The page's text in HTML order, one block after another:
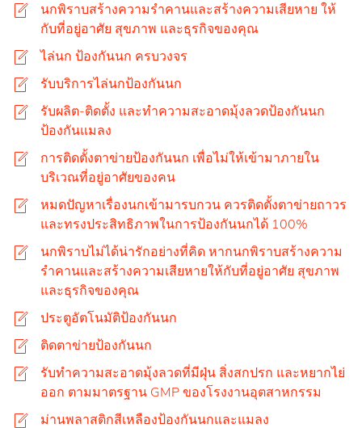
นกพิราบสร้างความรำคานและสร้างความเสียหาย ให้
กับที่อยู่อาศัย สุขภาพ และธุรกิจของคุณ
ไล่นก ป้องกันนก ครบวงจร
รับบริการไล่นกป้องกันนก
รับผลิต-ติดตั้ง และทำความสะอาดมุ้งลวดป้องกันนก
ป้องกันแมลง
การติดตั้งตาข่ายป้องกันนก เพื่อไม่ให้เข้ามาภายใน
บริเวณที่อยู่อาศัยของคน
หมดปัญหาเรื่องนกเข้ามารบกวน ควรติดตั้งตาข่ายถาวร
และทรงประสิทธิภาพในการป้องกันนกได้ 100%
นกพิราบไม่ได้น่ารักอย่างที่คิด หากนกพิราบสร้างความ
รำคานและสร้างความเสียหายให้กับที่อยู่อาศัย สุขภาพ
และธุรกิจของคุณ
ประตูอัตโนมัติป้องกันนก
ติดตาข่ายป้องกันนก
รับทำความสะอาดมุ้งลวดที่มีฝุ่น สิ่งสกปรก และหยากไย่
ออก ตามมาตรฐาน GMP ของโรงงานอุตสาหกรรม
ม่านพลาสติกสีเหลืองป้องกันนกและแมลง